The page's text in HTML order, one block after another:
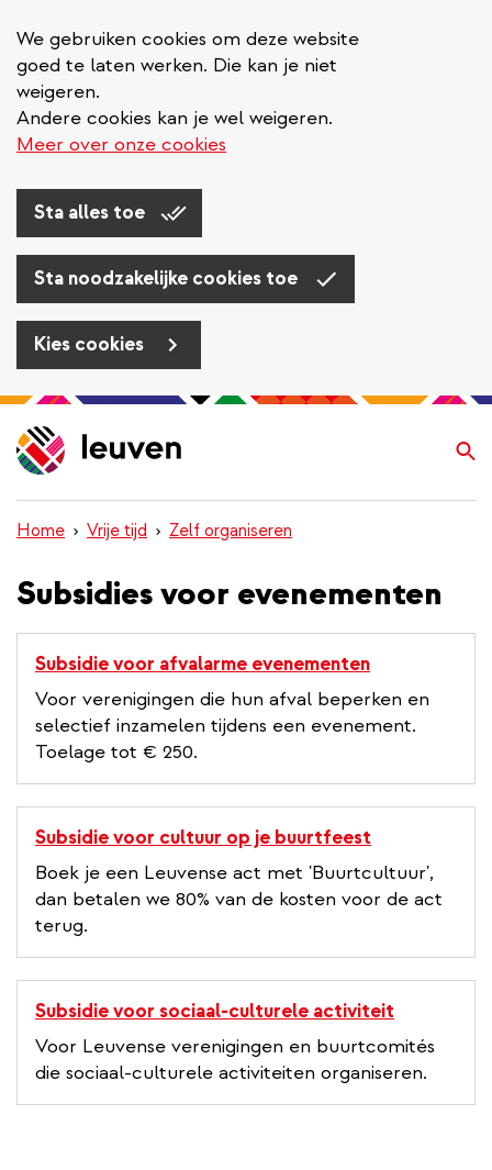
We gebruiken cookies om deze website
goed te laten werken. Die kan je niet
weigeren.
Andere cookies kan je wel weigeren.
Meer over onze cookies
Sta alles toe
Sta noodzakelijke cookies toe
Kies cookies
Overslaan
en
naar
inhoud
gaan
Home Vrije tijd Zelf organiseren
Subsidies voor evenementen
Subsidie voor afvalarme evenementen
Voor verenigingen die hun afval beperken en
selectief inzamelen tijdens een evenement.
Toelage tot € 250.
Subsidie voor cultuur op je buurtfeest
Boek je een Leuvense act met 'Buurtcultuur',
dan betalen we 80% van de kosten voor de act
terug.
Subsidie voor sociaal-culturele activiteit
Voor Leuvense verenigingen en buurtcomités
die sociaal-culturele activiteiten organiseren.